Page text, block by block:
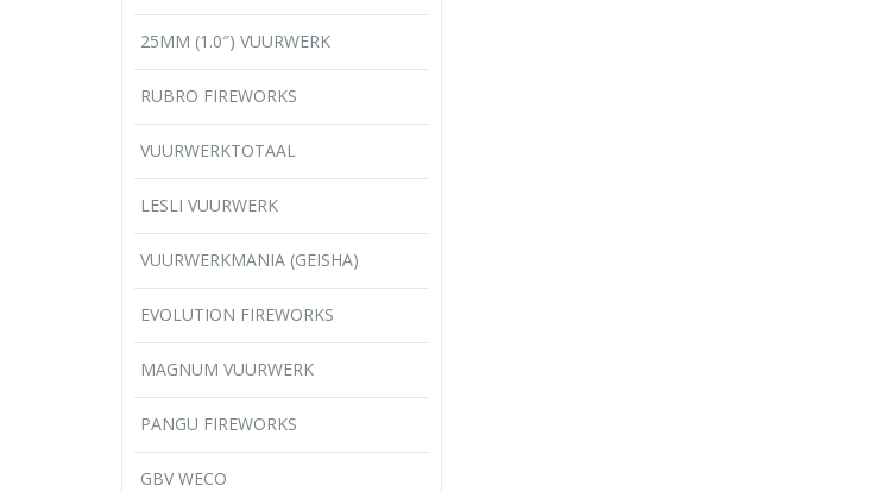
25MM (1.0″) VUURWERK
RUBRO FIREWORKS
VUURWERKTOTAAL
LESLI VUURWERK
VUURWERKMANIA (GEISHA)
EVOLUTION FIREWORKS
MAGNUM VUURWERK
PANGU FIREWORKS
GBV WECO